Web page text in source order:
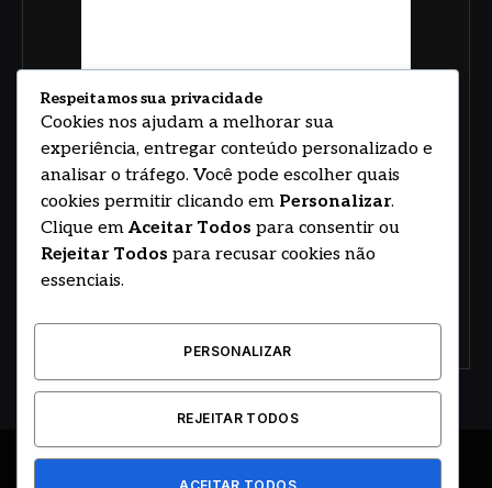
© 2026
Respeitamos sua privacidade
Cookies nos ajudam a melhorar sua
experiência, entregar conteúdo personalizado e
analisar o tráfego. Você pode escolher quais
cookies permitir clicando em Personalizar.
Clique em Aceitar Todos para consentir ou
Rejeitar Todos para recusar cookies não
essenciais.
PERSONALIZAR
REJEITAR TODOS